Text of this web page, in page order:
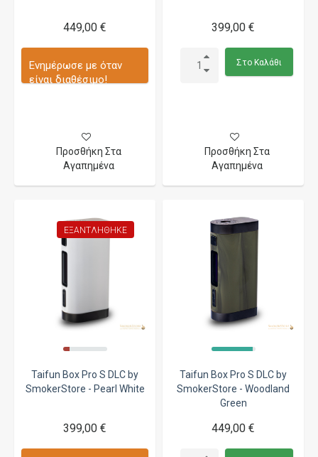
449,00 €
Ενημέρωσε με όταν
είναι διαθέσιμο!
Προσθήκη Στα
Αγαπημένα
399,00 €
Στο Καλάθι
Προσθήκη Στα
Αγαπημένα
ΕΞΑΝΤΛΉΘΗΚΕ
Taifun Box Pro S DLC by
SmokerStore - Pearl White
399,00 €
Taifun Box Pro S DLC by
SmokerStore - Woodland
Green
449,00 €